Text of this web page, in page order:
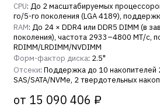
CPU: До 2 масштабируемых
го/5-го поколения (LGA 4189),
RAM: До 24 × DDR4 или DDR5 DIMM (в
поколения), частота 2933–4800 МТ/с,
RDIMM/LRDIMM/NVDIMM
Форм-фактор диска: 2.5"
Отсеки: Поддержка до 10 накопителей
SAS/SATA/NVMe, 2 твердотельных
от 15 090 406 ₽